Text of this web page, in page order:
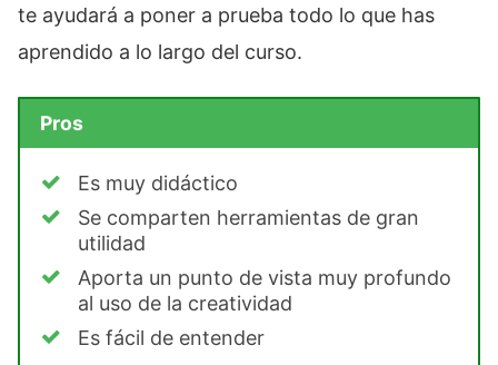
te ayudará a poner a prueba todo lo que has
aprendido a lo largo del curso.
Pros
Es muy didáctico
Se comparten herramientas de gran
utilidad
Aporta un punto de vista muy profundo
al uso de la creatividad
Es fácil de entender